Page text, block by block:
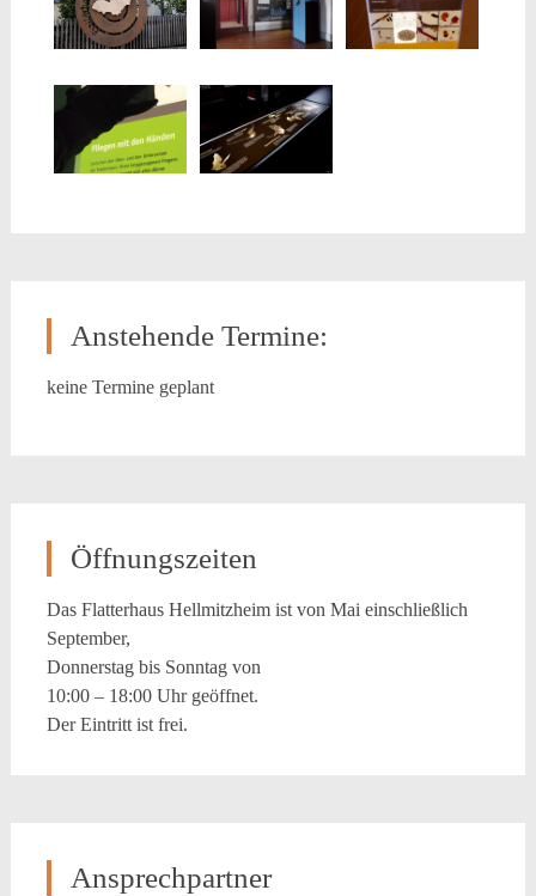
Anstehende Termine:
keine Termine geplant
Öffnungszeiten
Das Flatterhaus Hellmitzheim ist von Mai einschließlich
September,
Donnerstag bis Sonntag von
10:00 – 18:00 Uhr geöffnet.
Der Eintritt ist frei.
Ansprechpartner